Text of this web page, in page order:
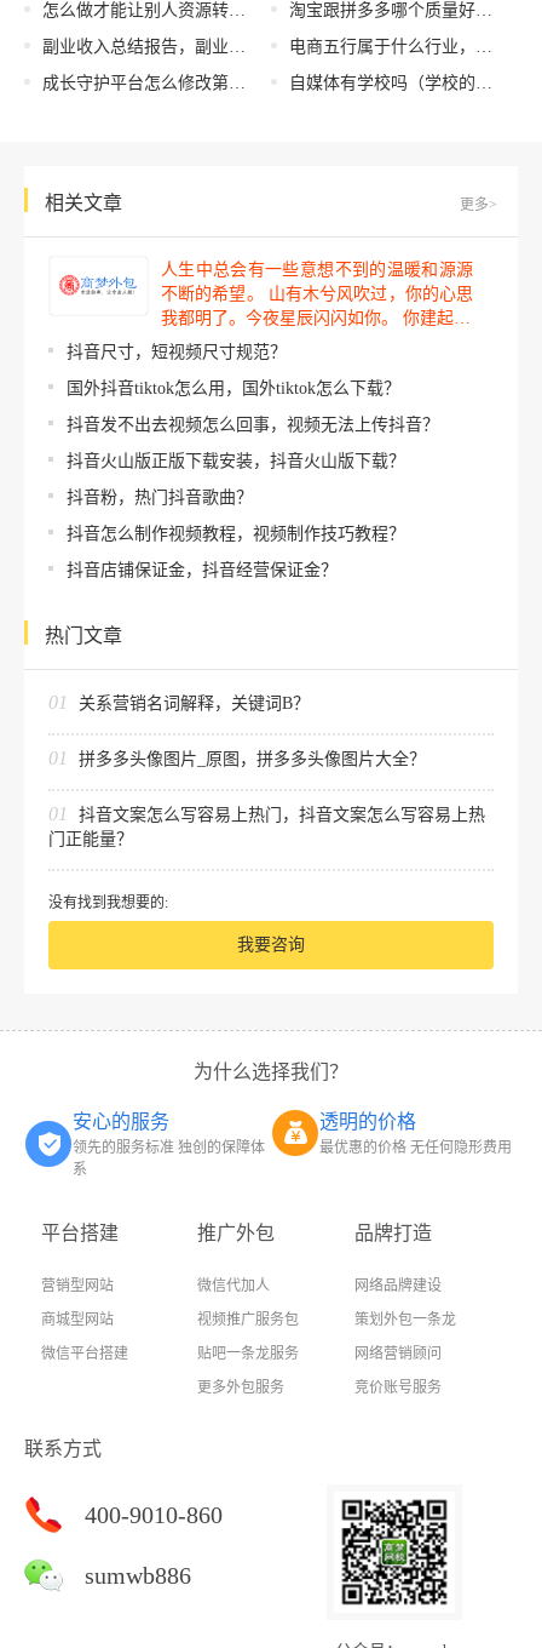
怎么做才能让别人资源转你的广告？
副业收入总结报告，副业收入是什么意思
成长守护平台怎么修改第二次，成长守护平台怎么修改第二次实名认证？
淘宝跟拼多多哪个质量好，淘宝跟拼多多哪个质量好一点？
电商五行属于什么行业，电商行业五行属于哪个行业？
自媒体有学校吗（学校的自媒体如何做_）
相关文章 更多>
人生中总会有一些意想不到的温暖和源源
不断的希望。 山有木兮风吹过，你的心思
我都明了。今夜星辰闪闪如你。 你建起…
抖音尺寸，短视频尺寸规范？
国外抖音tiktok怎么用，国外tiktok怎么下载？
抖音发不出去视频怎么回事，视频无法上传抖音？
抖音火山版正版下载安装，抖音火山版下载？
抖音粉，热门抖音歌曲？
抖音怎么制作视频教程，视频制作技巧教程？
抖音店铺保证金，抖音经营保证金？
热门文章
01 关系营销名词解释，关键词B？
01 拼多多头像图片_原图，拼多多头像图片大全？
01
抖音文案怎么写容易上热门，抖音文案怎么写容易上热
门正能量？
没有找到我想要的:
我要咨询
为什么选择我们？
安心的服务
领先的服务标准 独创的保障体
系
透明的价格
最优惠的价格 无任何隐形费用
平台搭建
营销型网站
商城型网站
微信平台搭建
推广外包
微信代加人
视频推广服务包
贴吧一条龙服务
更多外包服务
品牌打造
网络品牌建设
策划外包一条龙
网络营销顾问
竞价账号服务
联系方式
400-9010-860
sumwb886